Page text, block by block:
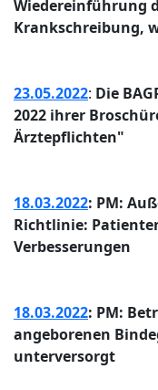
Wiedereinführung
Krankschreibung,
23.05.2022: Die
2022 ihrer
Ärztepflichten"
18.03.2022: PM:
Richtlinie:
Verbesserungen
18.03.2022: PM:
angeborenen
unterversorgt